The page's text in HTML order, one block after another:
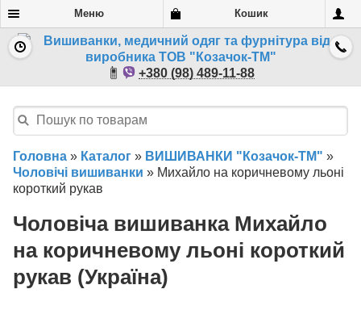
Меню Кошик
+380 (98) 489-11-88
Головна » Каталог » ВИШИВАНКИ "Козачок-ТМ" »
Чоловічі вишиванки » Михайло на коричневому льоні
короткий рукав
Чоловіча вишиванка Михайло
на коричневому льоні короткий
рукав (Україна)